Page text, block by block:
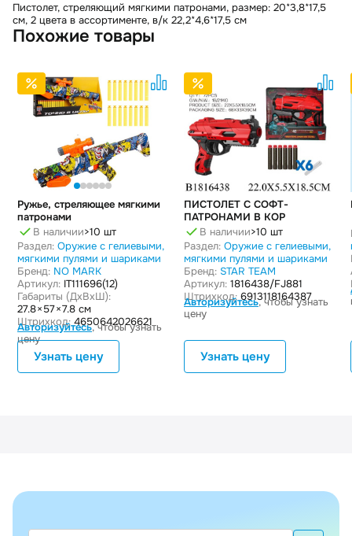
Пистолет, стреляющий мягкими патронами, размер: 20*3,8*17,5
см, 2 цвета в ассортименте, в/к 22,2*4,6*17,5 см
Похожие товары
Ружье, стреляющее мягкими
патронами
В наличии>10 шт
Раздел: Оружие с гелиевыми,
мягкими пулями и шариками
Бренд: NO MARK
Артикул: IT111696(12)
Габариты (ДxВxШ):
27.8 × 57 × 7.8 см
Штрихкод: 4650642026621
Авторизуйтесь, чтобы узнать
цену
Узнать цену
ПИСТОЛЕТ С СОФТ-
ПАТРОНАМИ В КОР
В наличии>10 шт
Раздел: Оружие с гелиевыми,
мягкими пулями и шариками
Бренд: STAR TEAM
Артикул: 1816438/FJ881
Штрихкод: 6913118164387
Авторизуйтесь, чтобы узнать
цену
Узнать цену